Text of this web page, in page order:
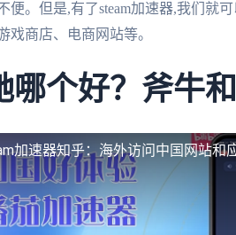
便。但是,有了steam加速器,我们就
戏商店、电商网站等。
哪个好？斧牛
加速器知乎：海外访问中国网站和